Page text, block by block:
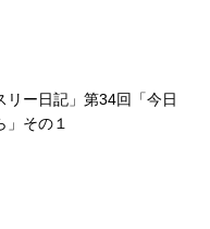
リー日記」第34回「今日
その１